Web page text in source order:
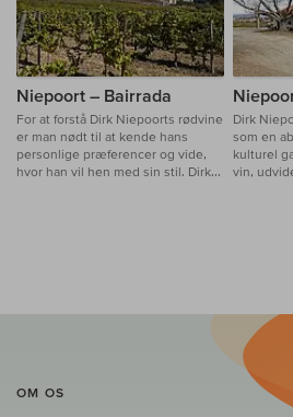
Niepoort – Bairrada
For at forstå Dirk Niepoorts rødvine
er man nødt til at kende hans
personlige præferencer og vide,
hvor han vil hen med sin stil. Dirk...
Dirk
som en
kulturel
vin,
OM OS